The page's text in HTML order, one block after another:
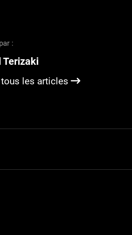
:
Terizaki
les articles